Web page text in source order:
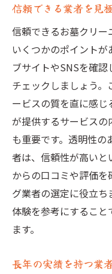
信頼できる業者を見
信頼できるお墓クリー
いくつかのポイントが
ブサイトやSNSを確
チェックしましょう
ービスの質を直に感
が提供するサービスの
も重要です。透明性
者は、信頼性が高いと
からの口コミや評価
グ業者の選定に役立ち
体験を参考にするこ
ます。
長年の実績を持つ業